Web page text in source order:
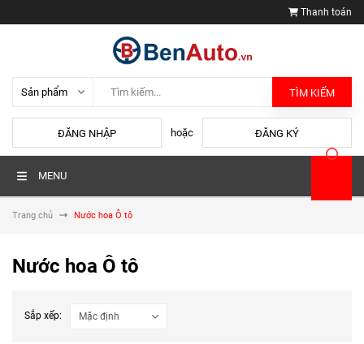
Thanh toán
TÌM KIẾM
ĐĂNG NHẬP hoặc ĐĂNG KÝ
MENU
Trang chủ Nước hoa Ô tô
Nước hoa Ô tô
Sắp xếp: